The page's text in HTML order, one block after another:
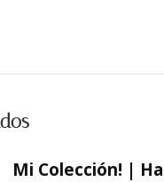
Mi Colección! |